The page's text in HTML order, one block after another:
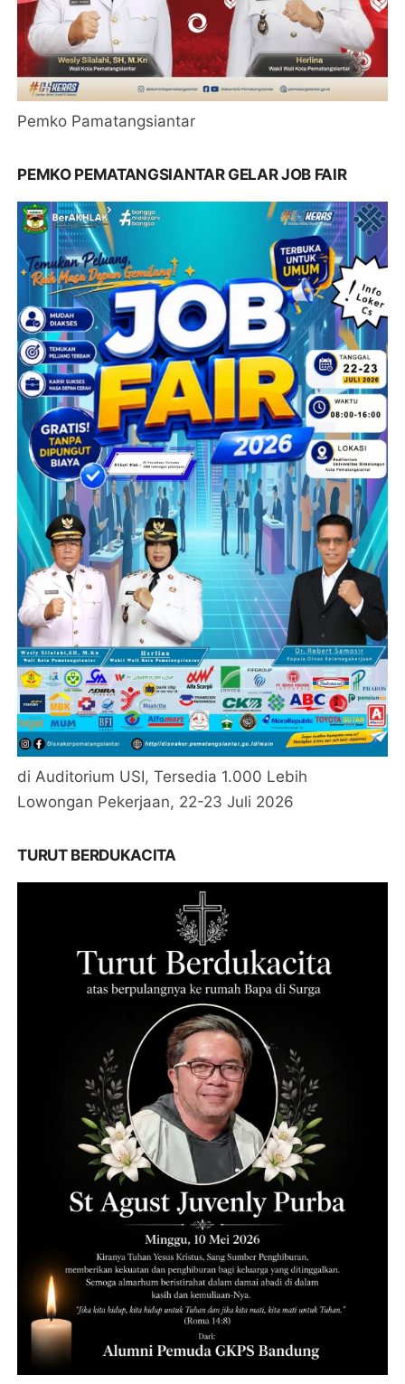
Pemko Pamatangsiantar
PEMKO PEMATANGSIANTAR GELAR JOB FAIR
di Auditorium USI, Tersedia 1.000 Lebih
Lowongan Pekerjaan, 22-23 Juli 2026
TURUT BERDUKACITA